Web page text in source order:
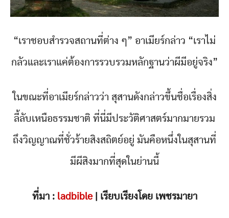
“เราชอบสำรวจสถานที่ต่าง ๆ” อาเมียร์กล่าว “เราไม่
กลัวและเราแค่ต้องการรวบรวมหลักฐานว่าผีมีอยู่จริง”
ในขณะที่อาเมียร์กล่าวว่า สุสานดังกล่าวขึ้นชื่อเรื่องสิ่ง
ลี้ลับเหนือธรรมชาติ ที่นี่มีประวัติศาสตร์มากมายรวม
ถึงวิญญาณที่ชั่วร้ายสิงสถิตย์อยู่ มันคือหนึ่งในสุสานที่
มีผีสิงมากที่สุดในย่านนี้
ที่มา : ladbible| เรียบเรียงโดย เพชรมายา